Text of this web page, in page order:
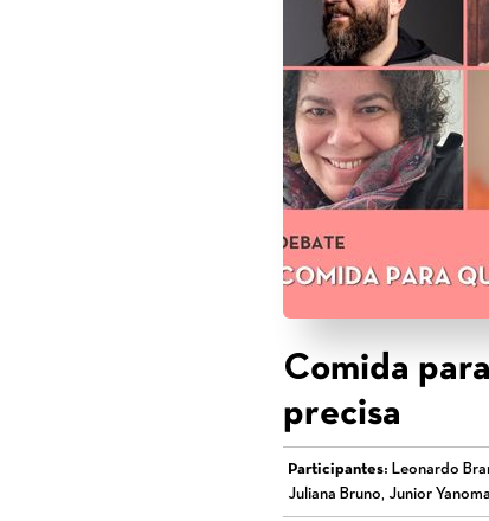
Comida
precisa
Participantes: Leonardo
Juliana Bruno, Junior